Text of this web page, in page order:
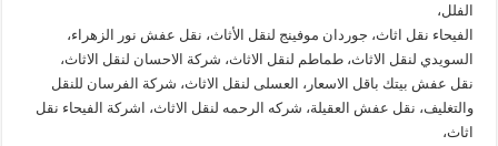
الفلل،
الفيحاء نقل اثاث، جوردان موفينج لنقل الأثاث، نقل عفش نور الزهراء،
السويدي لنقل الاثاث، طماطم لنقل الاثاث، شركة الاحسان لنقل الاثاث،
نقل عفش بيتك باقل الاسعار، العسلى لنقل الاثاث، شركة الفرسان للنقل
والتغليف، نقل عفش العقيلة، شركه الرحمه لنقل الاثاث، اشركة الفيحاء نقل
اثاث،